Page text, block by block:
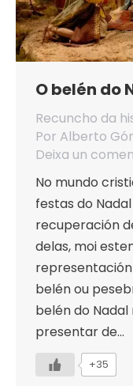
O belén do
Recuncho da
Por Alberto
Deixa un
No mundo
festas do
recuperación
delas, moi
representación
belén ou
belén do
presentar de…
+35